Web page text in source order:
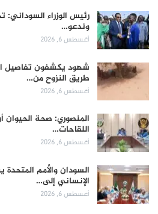
رئيس الوزراء السوداني:
وندعو…
أغسطس 6, 2026
طريق النزوح من…
أغسطس 6, 2026
المنصوري: صحة الحيوان
اللقاحات…
أغسطس 6, 2026
السودان والأمم المتحدة
الإنساني إلى…
أغسطس 6, 2026